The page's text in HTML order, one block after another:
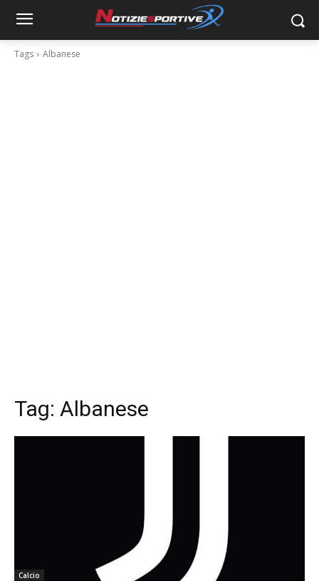
Tags Albanese
Tag: Albanese
Calcio